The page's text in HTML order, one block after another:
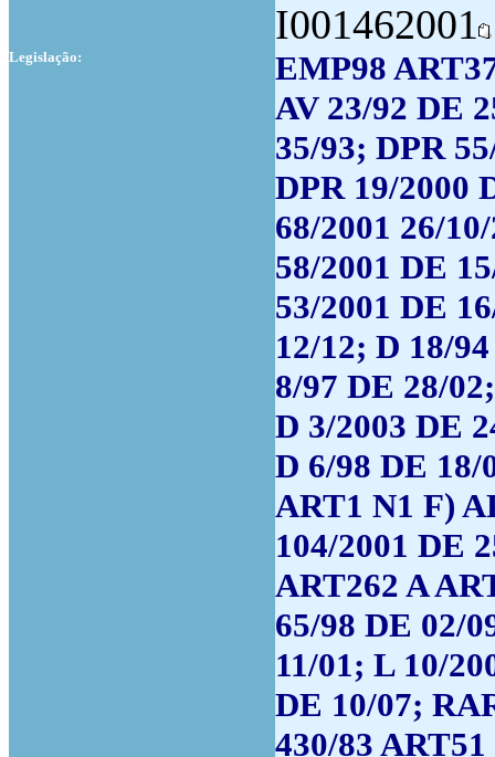
I001462001
Legislação:
EMP98
AV 23/92 DE
35/93; DPR
DPR 19/2000
68/2001 26/
58/2001 DE
53/2001 DE
12/12; D 18/
8/97 DE 28/
D 3/2003 DE
D 6/98 DE 18/
ART1 N1 F)
104/2001 DE
ART262 A
65/98 DE 02/
11/01; L 10/
DE 10/07;
430/83